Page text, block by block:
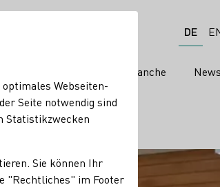
DE
Weinbranche
Webseiten-
Seite notwendig sind
Statistikzwecken
Sie können Ihr
"Rechtliches" im Footer